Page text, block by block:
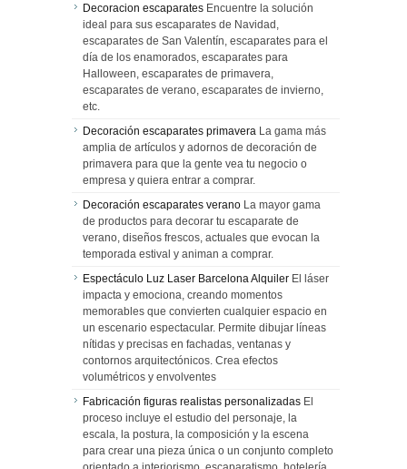
Decoracion escaparates Encuentre la solución
ideal para sus escaparates de Navidad,
escaparates de San Valentín, escaparates para el
día de los enamorados, escaparates para
Halloween, escaparates de primavera,
escaparates de verano, escaparates de invierno,
etc.
Decoración escaparates primavera La gama más
amplia de artículos y adornos de decoración de
primavera para que la gente vea tu negocio o
empresa y quiera entrar a comprar.
Decoración escaparates verano La mayor gama
de productos para decorar tu escaparate de
verano, diseños frescos, actuales que evocan la
temporada estival y animan a comprar.
Espectáculo Luz Laser Barcelona Alquiler El láser
impacta y emociona, creando momentos
memorables que convierten cualquier espacio en
un escenario espectacular. Permite dibujar líneas
nítidas y precisas en fachadas, ventanas y
contornos arquitectónicos. Crea efectos
volumétricos y envolventes
Fabricación figuras realistas personalizadas El
proceso incluye el estudio del personaje, la
escala, la postura, la composición y la escena
para crear una pieza única o un conjunto completo